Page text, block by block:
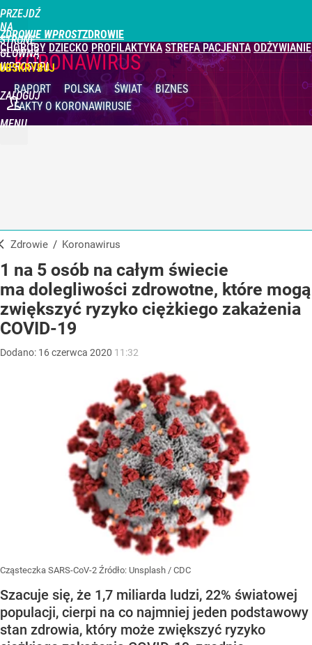
PRZEJDŹ
NA
STRONĘ
GŁÓWNĄ
WPROST.PL
ZDROWIE WPROST
CHOROBY DZIECKO PROFILAKTYKA STREFA PACJENTA ODŻYWIANIE
ZALOGUJ
MENU
KORONAWIRUS
RAPORT POLSKA ŚWIAT
BIZNES
FAKTY O KORONAWIRUSIE
Zdrowie / Koronawirus
1 na 5 osób na całym świecie
ma dolegliwości zdrowotne, które mogą
zwiększyć ryzyko ciężkiego zakażenia
COVID-19
Dodano: 16czerwca 2020 11:32
Cząsteczka SARS-CoV-2 Źródło: Unsplash / CDC
Szacuje się, że 1,7 miliarda ludzi, 22% światowej
populacji, cierpi na co najmniej jeden podstawowy
stan zdrowia, który może zwiększyć ryzyko